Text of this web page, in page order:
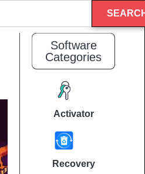
Software
Categories
Activator
Recovery